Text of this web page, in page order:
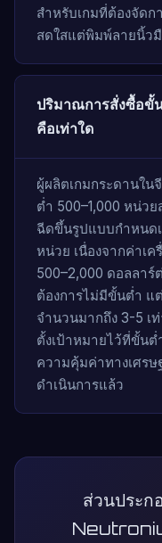
สำหรับเกมที่ต้องจัดก
สดใสแต่พิมพ์ลายนิ้ว
ปริมาณการสั่งซื้อขั้
คือเท่าใด
ผู้ผลิตเกมกระดานใ
ต่ำ 500–1,000 หน่ว
ฉีดขึ้นรูปแบบกำหนด
หน่วย เนื่องจากค่าเ
500–2,000 ดอลลา
ต้องการไม่มีขั้นต่ำ แ
จำนวนมากถึง 3-5 เ
ตั้งเป้าหมายไว้ที่ขั้นต่
ความคุ้มค่าทางเศร
ดำเนินการแล้ว
ส่วนประ